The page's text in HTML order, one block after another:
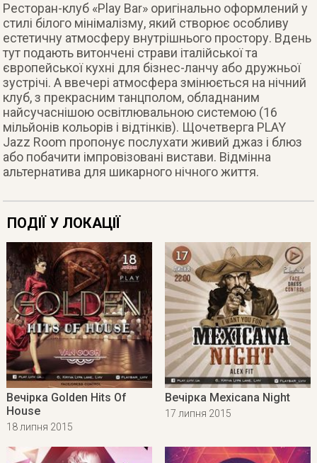
Ресторан-клуб «Play Bar» оригінально оформлений у
стилі білого мінімалізму, який створює особливу
естетичну атмосферу внутрішнього простору. Вдень
тут подають витончені страви італійської та
європейської кухні для бізнес-ланчу або дружньої
зустрічі. А ввечері атмосфера змінюється на нічний
клуб, з прекрасним танцполом, обладнаним
найсучаснішою освітлювальною системою (16
мільйонів кольорів і відтінків). Щочетверга PLAY
Jazz Room пропонує послухати живий джаз і блюз
або побачити імпровізовані вистави. Відмінна
альтернатива для шикарного нічного життя.
ПОДІЇ У ЛОКАЦІЇ
Вечірка Golden Hits Of
House
18 липня 2015
Вечірка Mexicana Night
17 липня 2015